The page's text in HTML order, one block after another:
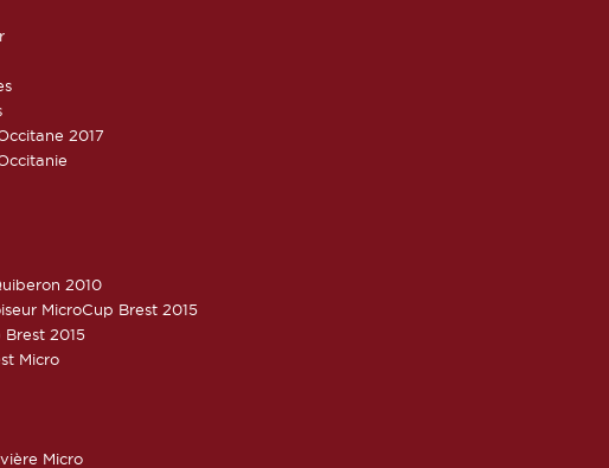
2017
2010
MicroCup Brest 2015
Brest 2015
Micro
Micro